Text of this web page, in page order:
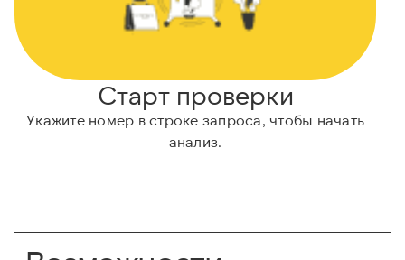
Старт проверки
Укажите номер в строке запроса, чтобы начать
анализ.